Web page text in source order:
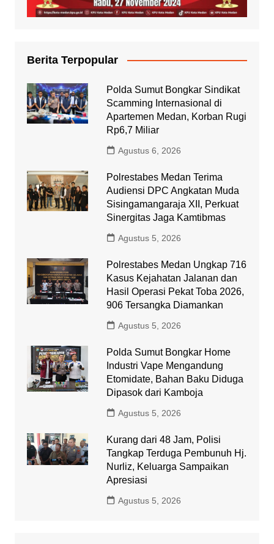
Berita Terpopular
Polda Sumut Bongkar Sindikat
Scamming Internasional di
Apartemen Medan, Korban Rugi
Rp6,7 Miliar
Agustus 6, 2026
Polrestabes Medan Terima
Audiensi DPC Angkatan Muda
Sisingamangaraja XII, Perkuat
Sinergitas Jaga Kamtibmas
Agustus 5, 2026
Polrestabes Medan Ungkap 716
Kasus Kejahatan Jalanan dan
Hasil Operasi Pekat Toba 2026,
906 Tersangka Diamankan
Agustus 5, 2026
Polda Sumut Bongkar Home
Industri Vape Mengandung
Etomidate, Bahan Baku Diduga
Dipasok dari Kamboja
Agustus 5, 2026
Kurang dari 48 Jam, Polisi
Tangkap Terduga Pembunuh Hj.
Nurliz, Keluarga Sampaikan
Apresiasi
Agustus 5, 2026